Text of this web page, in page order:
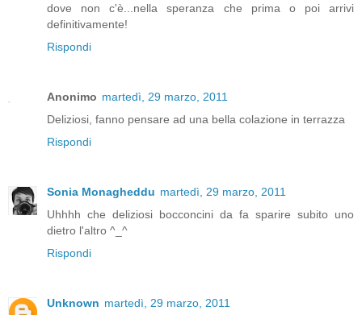
dove non c'è...nella speranza che prima o poi arrivi
definitivamente!
Rispondi
Anonimo martedì, 29 marzo, 2011
Deliziosi, fanno pensare ad una bella colazione in terrazza
Rispondi
Sonia Monagheddu martedì, 29 marzo, 2011
Uhhhh che deliziosi bocconcini da fa sparire subito uno
dietro l'altro ^_^
Rispondi
Unknown martedì, 29 marzo, 2011